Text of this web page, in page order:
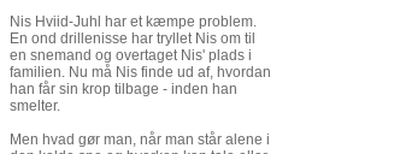
Nis Hviid-Juhl har et kæmpe problem.
En ond drillenisse har tryllet Nis om til
en snemand og overtaget Nis' plads i
familien. Nu må Nis finde ud af, hvordan
han får sin krop tilbage - inden han
smelter.
Men hvad gør man, når man står alene i